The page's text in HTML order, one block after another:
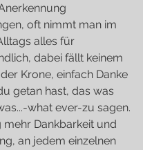
oft nimmt man im
alles für
dabei fällt keinem
Krone, einfach Danke
getan hast, das was
what ever-zu sagen.
mehr Dankbarkeit und
an jedem einzelnen